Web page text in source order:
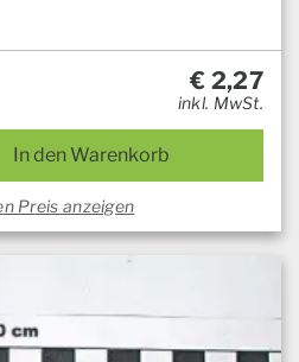
€ 2,27
inkl. MwSt.
In den Warenkorb
Preis anzeigen